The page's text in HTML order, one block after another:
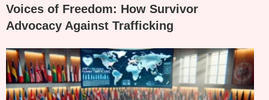
Voices of Freedom: How Survivor
Advocacy Against Trafficking